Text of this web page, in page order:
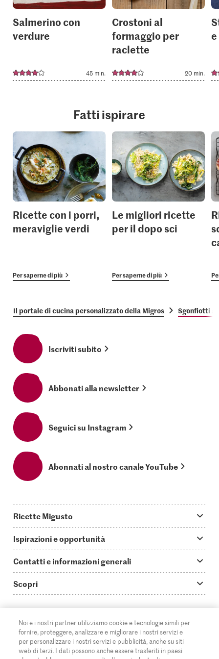
Salmerino con
verdure
45 min.
Crostoni al
formaggio per
raclette
20 min.
Fatti ispirare
Ricette con i porri,
meraviglie verdi
Per saperne di più
Le migliori ricette
per il dopo sci
Per saperne di più
Il portale di cucina personalizzato della Migros Sgonfiotti
Iscriviti subito
Abbonati alla newsletter
Seguici su Instagram
Abonnati al nostro canale YouTube
Ricette Migusto
Oggi cucino
Piatti principali
Ricette semplici & veloci
Ricette al forno
Ricette per famiglie & bambini
Ispirazioni e opportunità
Storie
Video How to
Login Migusto
Contatti e informazioni generali
Guida alle abbreviazioni
Contatti
Pubblicità
Scopri
Migros Online
A proposito della Migros
Noi e i nostri partner utilizziamo cookie e tecnologie simili per
fornire, proteggere, analizzare e migliorare i nostri servizi e
per personalizzare i nostri servizi e pubblicità, anche su siti
web di terzi. I dati possono anche essere trasferiti in paesi